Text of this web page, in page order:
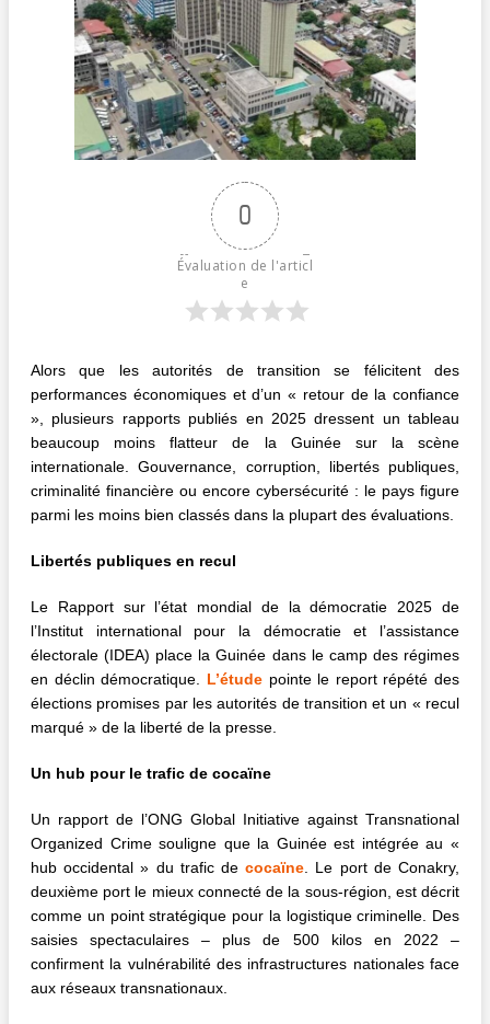
0
Évaluation de l'articl
e
Alors que les autorités de transition se félicitent des
performances économiques et d’un « retour de la confiance
», plusieurs rapports publiés en 2025 dressent un tableau
beaucoup moins flatteur de la Guinée sur la scène
internationale. Gouvernance, corruption, libertés publiques,
criminalité financière ou encore cybersécurité : le pays figure
parmi les moins bien classés dans la plupart des évaluations.
Libertés publiques en recul
Le Rapport sur l’état mondial de la démocratie 2025 de
l’Institut international pour la démocratie et l’assistance
électorale (IDEA) place la Guinée dans le camp des régimes
en déclin démocratique. L’étudepointe le report répété des
élections promises par les autorités de transition et un « recul
marqué » de la liberté de la presse.
Un hub pour le trafic de cocaïne
Un rapport de l’ONG Global Initiative against Transnational
Organized Crime souligne que la Guinée est intégrée au «
hub occidental » du trafic decocaïne . Le port de Conakry,
deuxième port le mieux connecté de la sous-région, est décrit
comme un point stratégique pour la logistique criminelle. Des
saisies spectaculaires – plus de 500 kilos en 2022 –
confirment la vulnérabilité des infrastructures nationales face
aux réseaux transnationaux.